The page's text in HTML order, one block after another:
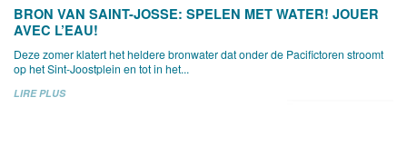
BRON VAN SAINT-JOSSE: SPELEN MET WATER! JOUER
AVEC L’EAU!
Deze zomer klatert het heldere bronwater dat onder de Pacifictoren stroomt
op het Sint-Joostplein en tot in het...
LIRE PLUS